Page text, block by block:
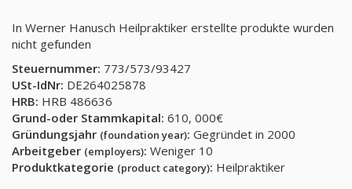
In Werner Hanusch Heilpraktiker erstellte produkte wurden
nicht gefunden
Steuernummer: 773/573/93427
USt-IdNr: DE264025878
HRB: HRB 486636
Grund-oder Stammkapital: 610, 000€
Gründungsjahr (foundation year): Gegründet in 2000
Arbeitgeber (employers): Weniger 10
Produktkategorie (product category): Heilpraktiker